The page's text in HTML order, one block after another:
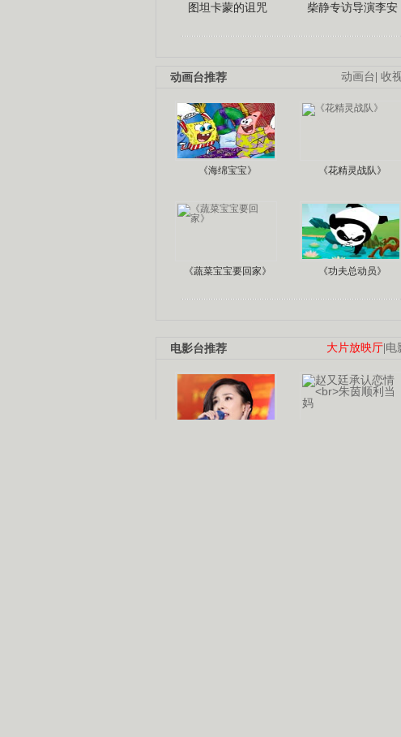
图坦卡蒙的诅咒 柴静专访导演李安
动画台 收
动画台推荐
《海绵宝宝》 《花精灵战队》
《蔬菜宝宝要回家》 《功夫总动员》
大片放映厅 电
电影台推荐